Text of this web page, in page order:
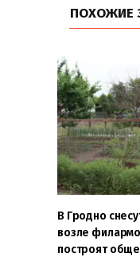
ПОХОЖИЕ
В Гродно
возле
построят